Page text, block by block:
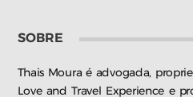
SOBRE
Thais Moura é advogada,
Love and Travel Experience e